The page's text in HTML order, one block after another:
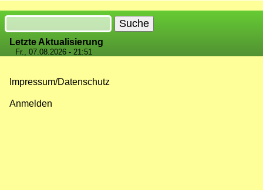
Suche
Letzte Aktualisierung
Fr., 07.08.2026 - 21:51
Impressum/Datenschutz
Anmelden